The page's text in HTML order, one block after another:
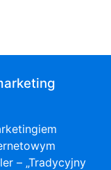
– „Tradycyjny